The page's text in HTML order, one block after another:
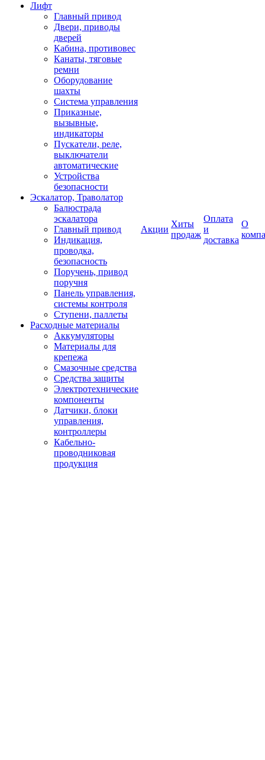
Лифт
Главный привод
Двери, приводы
дверей
Кабина, противовес
Канаты, тяговые
ремни
Оборудование
шахты
Система управления
Приказные,
вызывные,
индикаторы
Пускатели, реле,
выключатели
автоматические
Устройства
безопасности
Эскалатор, Траволатор
Балюстрада
эскалатора
Главный привод
Индикация,
проводка,
безопасность
Поручень, привод
поручня
Панель управления,
системы контроля
Ступени, паллеты
Расходные материалы
Аккумуляторы
Материалы для
крепежа
Смазочные средства
Средства защиты
Электротехнические
компоненты
Датчики, блоки
управления,
контроллеры
Кабельно-
проводниковая
продукция
Акции
Хиты
продаж
Оплата
и
доставка
О